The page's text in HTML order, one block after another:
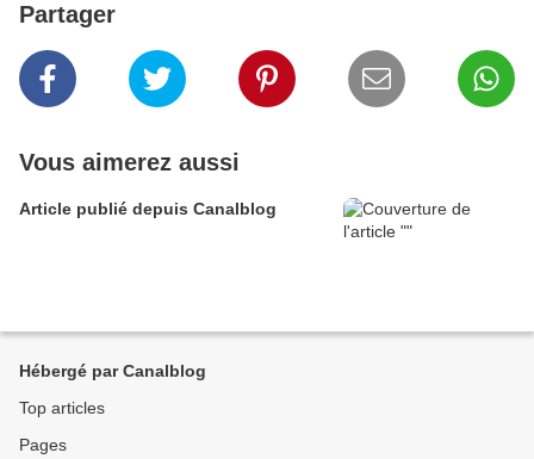
Partager
Vous aimerez aussi
Article publié depuis Canalblog
Hébergé par Canalblog
Top articles
Pages